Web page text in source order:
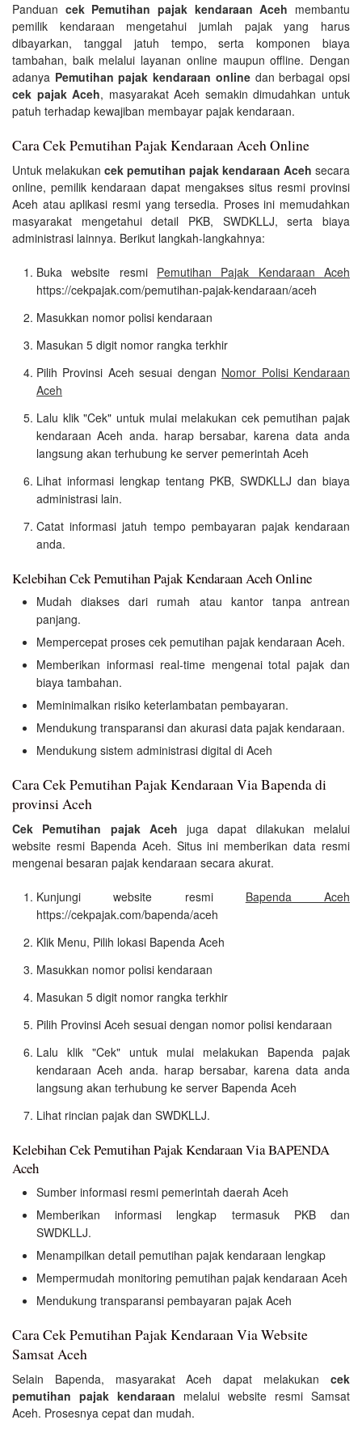
Panduan cek Pemutihan pajak kendaraan Aceh membantu
pemilik kendaraan mengetahui jumlah pajak yang harus
dibayarkan, tanggal jatuh tempo, serta komponen biaya
tambahan, baik melalui layanan online maupun offline. Dengan
adanya Pemutihan pajak kendaraan onlinedan berbagai opsi
cek pajak Aceh, masyarakat Aceh semakin dimudahkan untuk
patuh terhadap kewajiban membayar pajak kendaraan.
Cara Cek Pemutihan Pajak Kendaraan Aceh Online
Untuk melakukan cek pemutihan pajak kendaraan Aceh secara
online, pemilik kendaraan dapat mengakses situs resmi provinsi
Aceh atau aplikasi resmi yang tersedia. Proses ini memudahkan
masyarakat mengetahui detail PKB, SWDKLLJ, serta biaya
administrasi lainnya. Berikut langkah-langkahnya:
Buka website resmi Pemutihan Pajak Kendaraan Aceh
https://cekpajak.com/pemutihan-pajak-kendaraan/aceh
Masukkan nomor polisi kendaraan
Masukan 5 digit nomor rangka terkhir
Pilih Provinsi Aceh sesuai dengan Nomor Polisi Kendaraan
Aceh
Lalu klik "Cek" untuk mulai melakukan cek pemutihan pajak
kendaraan Aceh anda. harap bersabar, karena data anda
langsung akan terhubung ke server pemerintah Aceh
Lihat informasi lengkap tentang PKB, SWDKLLJ dan biaya
administrasi lain.
Catat informasi jatuh tempo pembayaran pajak kendaraan
anda.
Kelebihan Cek Pemutihan Pajak Kendaraan Aceh Online
Mudah diakses dari rumah atau kantor tanpa antrean
panjang.
Mempercepat proses cek pemutihan pajak kendaraan Aceh.
Memberikan informasi real-time mengenai total pajak dan
biaya tambahan.
Meminimalkan risiko keterlambatan pembayaran.
Mendukung transparansi dan akurasi data pajak kendaraan.
Mendukung sistem administrasi digital di Aceh
Cara Cek Pemutihan Pajak Kendaraan Via Bapenda di
provinsi Aceh
Cek Pemutihan pajak Aceh juga dapat dilakukan melalui
website resmi Bapenda Aceh. Situs ini memberikan data resmi
mengenai besaran pajak kendaraan secara akurat.
Kunjungi website resmi Bapenda Aceh
https://cekpajak.com/bapenda/aceh
Klik Menu, Pilih lokasi Bapenda Aceh
Masukkan nomor polisi kendaraan
Masukan 5 digit nomor rangka terkhir
Pilih Provinsi Aceh sesuai dengan nomor polisi kendaraan
Lalu klik "Cek" untuk mulai melakukan Bapenda pajak
kendaraan Aceh anda. harap bersabar, karena data anda
langsung akan terhubung ke server Bapenda Aceh
Lihat rincian pajak dan SWDKLLJ.
Kelebihan Cek Pemutihan Pajak Kendaraan Via BAPENDA
Aceh
Sumber informasi resmi pemerintah daerah Aceh
Memberikan informasi lengkap termasuk PKB dan
SWDKLLJ.
Menampilkan detail pemutihan pajak kendaraan lengkap
Mempermudah monitoring pemutihan pajak kendaraan Aceh
Mendukung transparansi pembayaran pajak Aceh
Cara Cek Pemutihan Pajak Kendaraan Via Website
Samsat Aceh
Selain Bapenda, masyarakat Aceh dapat melakukan cek
pemutihan pajak kendaraan melalui website resmi Samsat
Aceh. Prosesnya cepat dan mudah.